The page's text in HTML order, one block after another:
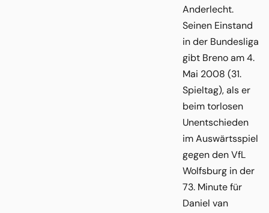
Anderlecht.
Seinen Einstand
in der Bundesliga
gibt Breno am 4.
Mai 2008 (31.
Spieltag), als er
beim torlosen
Unentschieden
im Auswärtsspiel
gegen den VfL
Wolfsburg in der
73. Minute für
Daniel van